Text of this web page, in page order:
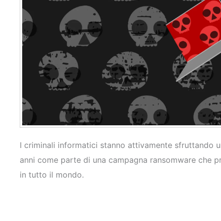
I criminali informatici stanno attivamente sfruttando
anni come parte di una campagna ransomware che
in tutto il mondo.